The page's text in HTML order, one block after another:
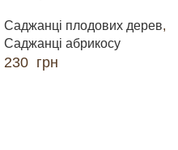
Саджанці плодових дерев,
Саджанці абрикосу
230 грн